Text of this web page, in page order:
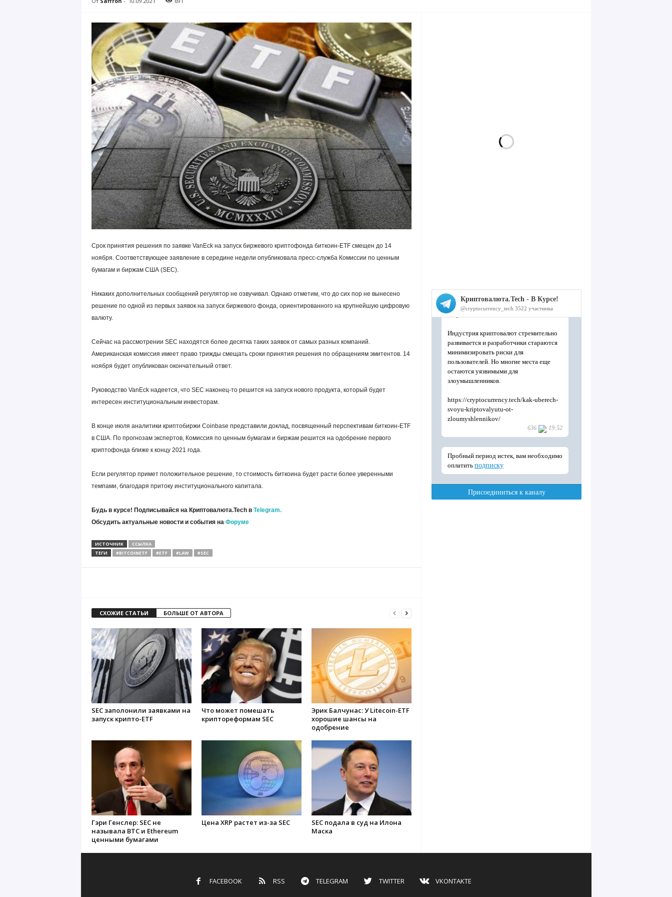
Срок принятия решения по заявке VanEck на запуск биржевого криптофонда биткоин-ETF смещен до 14
ноября. Соответствующее заявление в середине недели опубликовала пресс-служба Комиссии по ценным
бумагам и биржам США (SEC).
Никаких дополнительных сообщений регулятор не озвучивал. Однако отметим, что до сих пор не вынесено
решение по одной из первых заявок на запуск биржевого фонда, ориентированного на крупнейшую цифровую
валюту.
Сейчас на рассмотрении SEC находятся более десятка таких заявок от самых разных компаний.
Американская комиссия имеет право трижды смещать сроки принятия решения по обращениям эмитентов. 14
ноября будет опубликован окончательный ответ.
Руководство VanEck надеется, что SEC наконец-то решится на запуск нового продукта, который будет
интересен институциональным инвесторам.
В конце июля аналитики криптобиржи Coinbase представили доклад, посвященный перспективам биткоин-ETF
в США. По прогнозам экспертов, Комиссия по ценным бумагам и биржам решится на одобрение первого
криптофонда ближе к концу 2021 года.
Если регулятор примет положительное решение, то стоимость биткоина будет расти более уверенными
темпами, благодаря притоку институционального капитала.
Будь в курсе! Подписывайся на Криптовалюта.Tech в Telegram.
Обсудить актуальные новости и события на Форуме
ИСТОЧНИК
ССЫЛКА
ТЕГИ
#BITCOINETF #ETF #LAW #SEC
СХОЖИЕ СТАТЬИ БОЛЬШЕ ОТ АВТОРА
SEC заполонили заявками на
запуск крипто-ETF
Что может помешать
криптореформам SEC
Эрик Балчунас: У Litecoin-ETF
хорошие шансы на
одобрение
Гэри Генслер: SEC не
называла BTC и Ethereum
ценными бумагами
Цена XRP растет из-за SEC
SEC подала в суд на Илона
Маска
FACEBOOK RSS TELEGRAM TWITTER VKONTAKTE